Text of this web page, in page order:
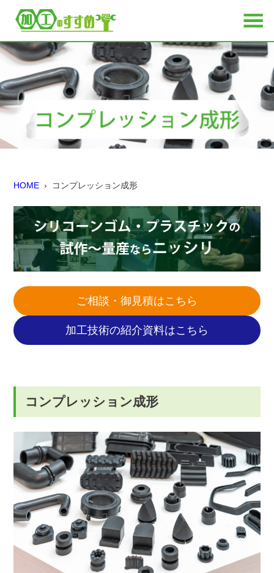
HOME › コンプレッション成形
ご相談・御見積はこちら
加工技術の紹介資料はこちら
コンプレッション成形